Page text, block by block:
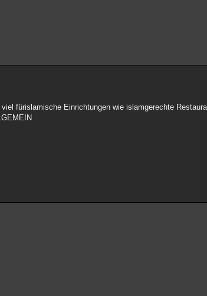
fürislamische Einrichtungen wie islamgerechte